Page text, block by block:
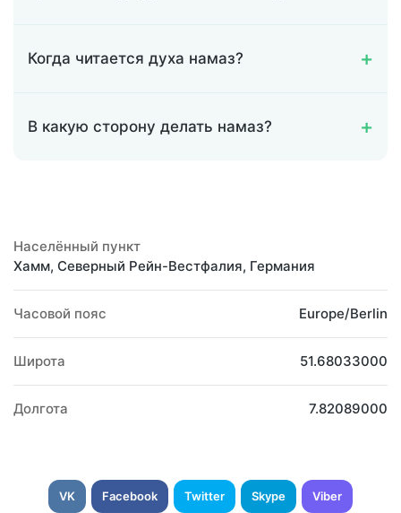
Когда читается духа намаз?
В какую сторону делать намаз?
Населённый пункт
Хамм, Северный Рейн-Вестфалия, Германия
Часовой пояс Europe/Berlin
Широта 51.68033000
Долгота 7.82089000
VK Facebook Twitter Skype Viber